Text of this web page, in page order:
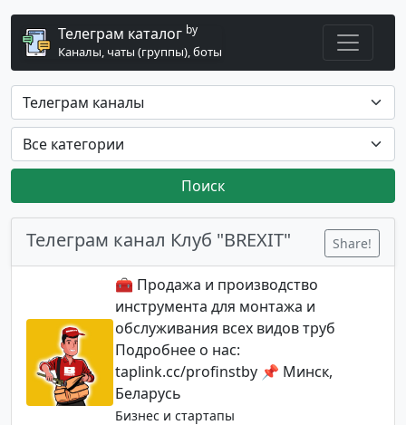
Телеграм каталог by
Каналы, чаты (группы), боты
Поиск
Телеграм канал Клуб "BREXIT" Share!
🧰 Продажа и производство
инструмента для монтажа и
обслуживания всех видов труб
Подробнее о нас:
taplink.cc/profinstby 📌 Минск,
Беларусь
Бизнес и стартапы